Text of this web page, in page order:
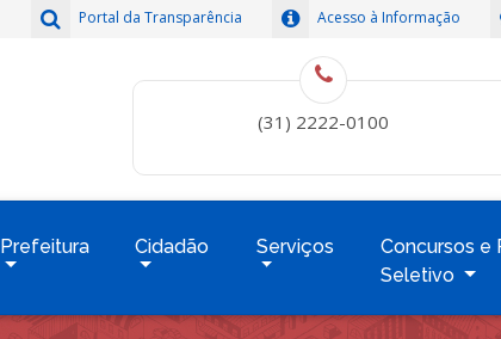
Acesso à Informação
Portal da Transparência
(31) 2222-0100
Prefeitura Cidadão Serviços
Concursos e
Seletivo